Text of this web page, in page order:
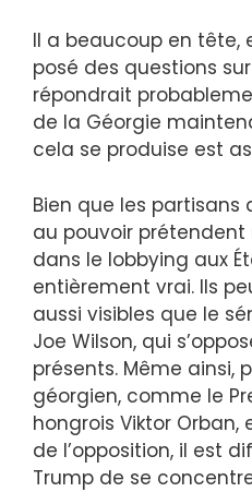
Il a beaucoup en tête,
posé des questions
répondrait
de la Géorgie
cela se produise est
Bien que les partisans
au pouvoir prétendent
dans le lobbying aux
entièrement vrai. Ils
aussi visibles que le
Joe Wilson, qui
présents. Même ainsi,
géorgien, comme le
hongrois Viktor Orban,
de l’opposition, il est
Trump de se